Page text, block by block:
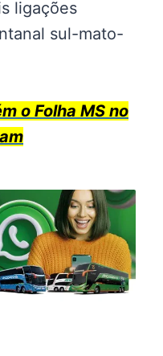
ligações
sul-mato-
o Folha MS no